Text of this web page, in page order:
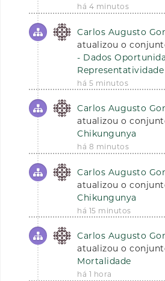
há 4 minutos
Carlos Augusto
atualizou o
- Dados
Representatividade
há 5 minutos
Carlos Augusto
atualizou o
Chikungunya
há 8 minutos
Carlos Augusto
atualizou o
Chikungunya
há 15 minutos
Carlos Augusto
atualizou o
Mortalidade
há 1 hora